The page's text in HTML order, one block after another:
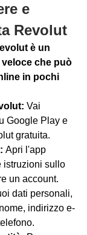
e
Revolut
è un
che può
in pochi
Vai
Google Play e
gratuita.
Apri l'app
istruzioni sullo
un account.
dati personali,
indirizzo e-